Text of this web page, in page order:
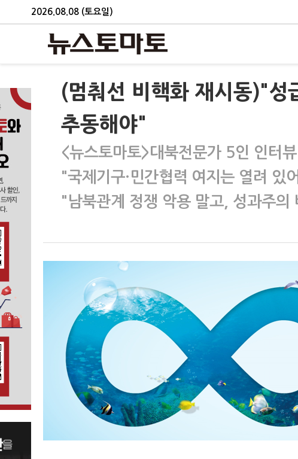
2026.08.08 (토요일)
(멈춰선 비핵화 재시동)"성
추동해야"
<뉴스토마토>대북전문가 5인 인터뷰
"국제기구·민간협력 여지는 열려 있
"남북관계 정쟁 악용 말고, 성과주의